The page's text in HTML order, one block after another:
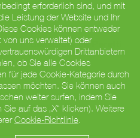
politische
musste.
Bénédicte de Peretti
Impressum
erforderlich sind, und mit
Leistung der Website und Ihr
Cookies können entweder
von uns verwaltet) oder
Drittanbietern
ob Sie alle Cookies
für jede Cookie-Kategorie durch
möchten. Sie können auch
weiter surfen, indem Sie
auf das „X“ klicken). Weitere
Cookie-Richtlinie.